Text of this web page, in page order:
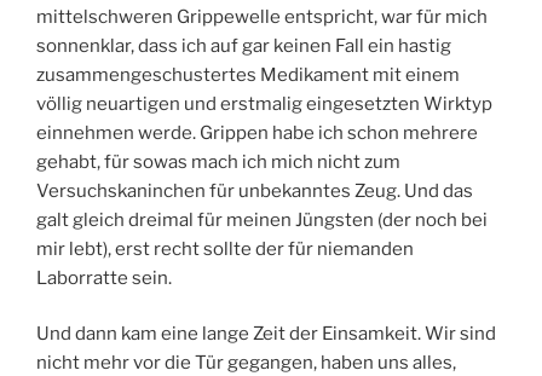
mittelschweren Grippewelle entspricht, war für mich
sonnenklar, dass ich auf gar keinen Fall ein hastig
zusammengeschustertes Medikament mit einem
völlig neuartigen und erstmalig eingesetzten Wirktyp
einnehmen werde. Grippen habe ich schon mehrere
gehabt, für sowas mach ich mich nicht zum
Versuchskaninchen für unbekanntes Zeug. Und das
galt gleich dreimal für meinen Jüngsten (der noch bei
mir lebt), erst recht sollte der für niemanden
Laborratte sein.
Und dann kam eine lange Zeit der Einsamkeit. Wir sind
nicht mehr vor die Tür gegangen, haben uns alles,